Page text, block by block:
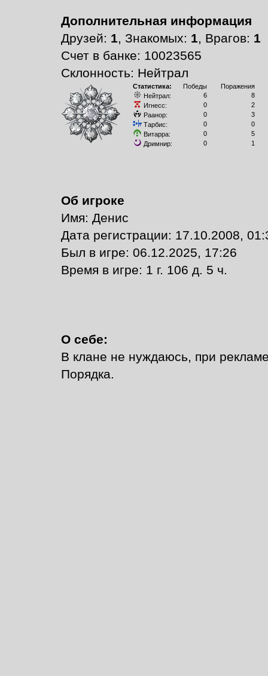
Дополнительная информация
Друзей: 1, Знакомых: 1, Врагов: 1
Счет в банке: 10023565
Склонность: Нейтрал
Статистика: Победы
Поражения
Нейтрал:
6
8
Игнесс:
0
2
Раанор:
0
3
Тарбис:
0
0
Витарра:
0
5
Дримнир:
0 1
Об игроке
Имя: Денис
Дата регистрации: 17.10.2008,
Был в игре: 06.12.2025, 17:26
Время в игре: 1 г. 106 д. 5 ч.
О себе:
В клане не нуждаюсь, при
Порядка.